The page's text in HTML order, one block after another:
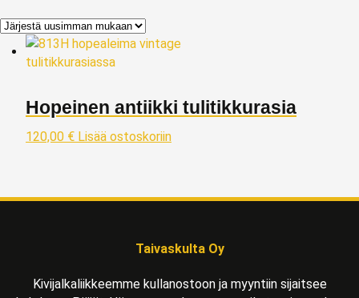
Hopeinen antiikki tulitikkurasia
120,00 € Lisää ostoskoriin
Taivaskulta Oy
Kivijalkaliikkeemme kullanostoon ja myyntiin sijaitsee